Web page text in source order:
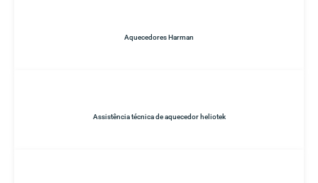
Aquecedores Harman
Assistência técnica de aquecedor heliotek